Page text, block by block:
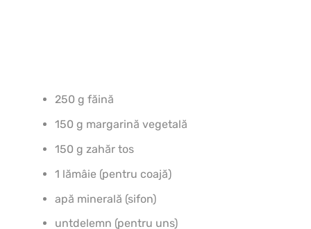
250 g făină
150 g margarină vegetală
150 g zahăr tos
1 lămâie (pentru coajă)
apă minerală (sifon)
untdelemn (pentru uns)